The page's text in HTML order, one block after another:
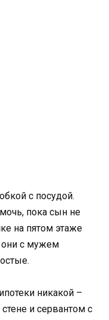
с посудой.
пока сын не
на пятом этаже
они с мужем
никакой –
и сервантом с